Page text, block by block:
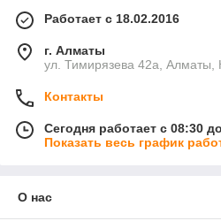
Работает с 18.02.2016
г. Алматы
ул. Тимирязева 42а, Алматы,
Контакты
Сегодня работает с 08:30
Показать весь график
О нас